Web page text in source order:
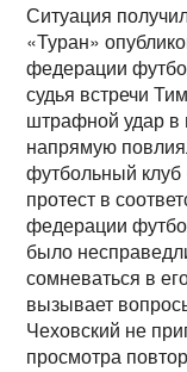
Ситуация
«Туран»
федерации
судья встречи
штрафной удар в
напрямую
футбольный
протест в
федерации
было
сомневаться в
вызывает
Чеховский не
просмотра